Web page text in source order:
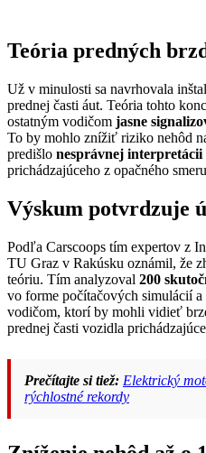
Teória predných
Už v minulosti sa navrhovala
prednej časti áut. Teória tohto
ostatným vodičom jasne
To by mohlo znížiť riziko nehôd
predišlo nesprávnej interpretácii
prichádzajúceho z opačného
Výskum potvrdzuje
Podľa Carscoops tím expertov z
TU Graz v Rakúsku oznámil, že
teóriu. Tím analyzoval 200
vo forme počítačových simulácií
vodičom, ktorí by mohli vidieť
prednej časti vozidla
Prečítajte si tiež: Elektrický
rýchlostné rekordy